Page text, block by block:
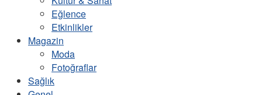
Eğlence
Etkinlikler
Magazin
Moda
Fotoğraflar
Sağlık